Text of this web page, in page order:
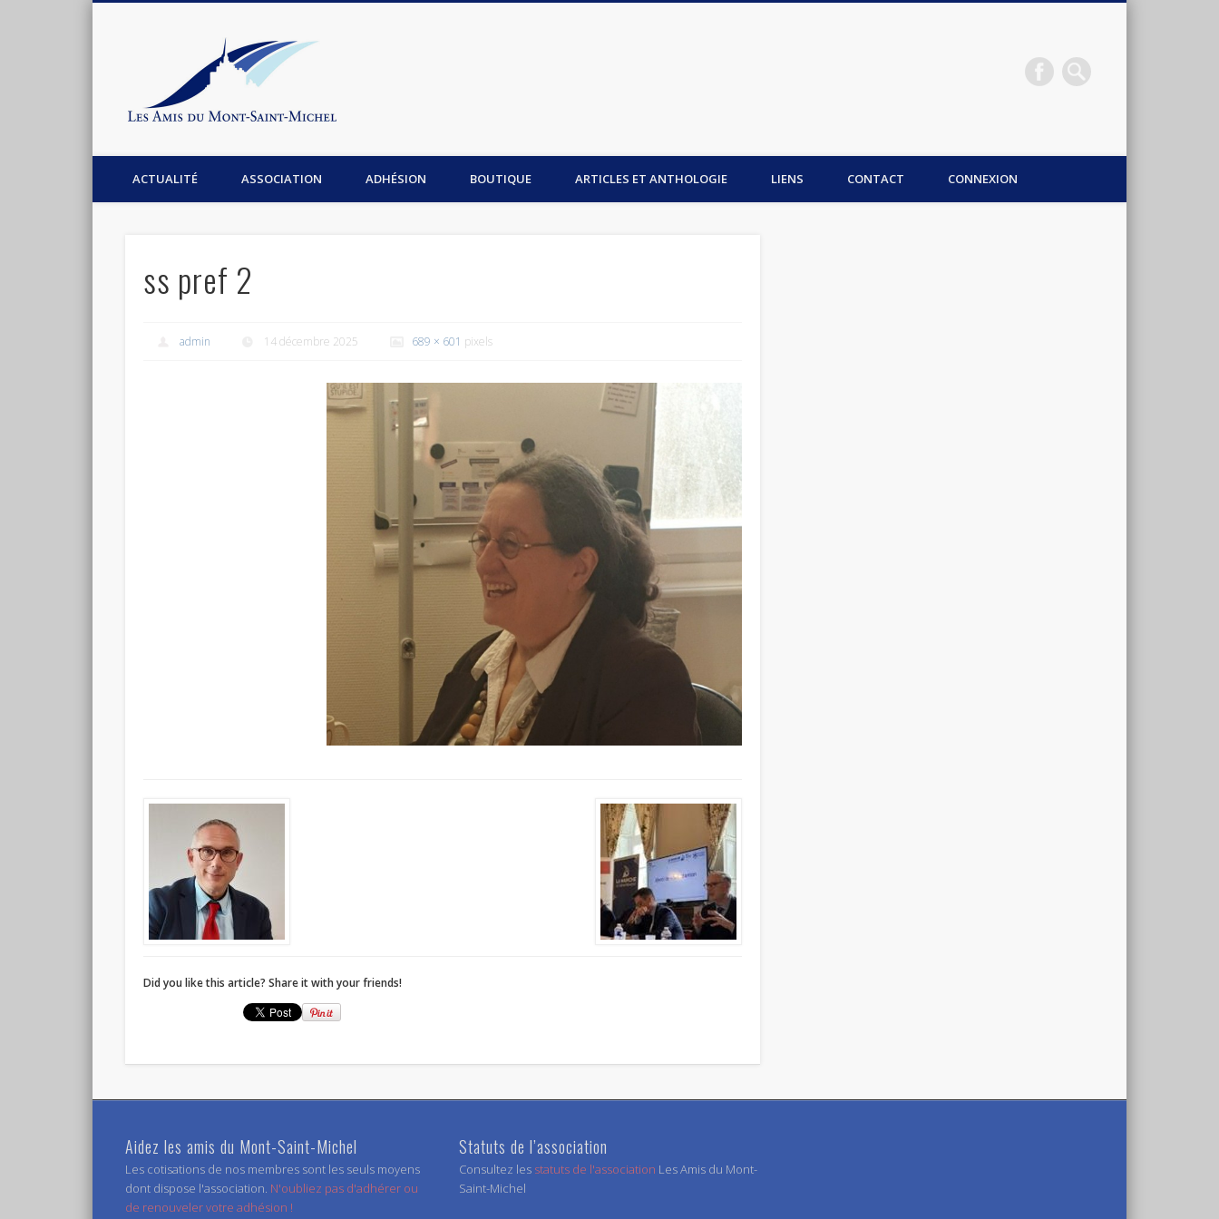
Association les amis du Mont-Saint-Michel
ACTUALITÉ ASSOCIATION ADHÉSION BOUTIQUE ARTICLES ET ANTHOLOGIE LIENS CONTACT CONNEXION
ss pref 2
admin 14 décembre 2025 689 × 601 pixels
Did you like this article? Share it with your friends!
Aidez les amis du Mont-Saint-Michel
Les cotisations de nos membres sont les seuls moyens
dont dispose l'association. N'oubliez pas d'adhérer ou
de renouveler votre adhésion !
Statuts de l’association
Consultez les statuts de l'association Les Amis du Mont-
Saint-Michel